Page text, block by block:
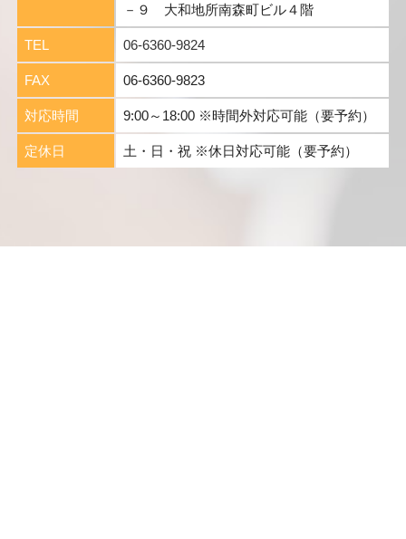
－９ 大和地所南森町ビル４階
TEL 06-6360-9824
FAX 06-6360-9823
対応時間 9:00～18:00 ※時間外対応可能（要予約）
定休日 土・日・祝 ※休日対応可能（要予約）